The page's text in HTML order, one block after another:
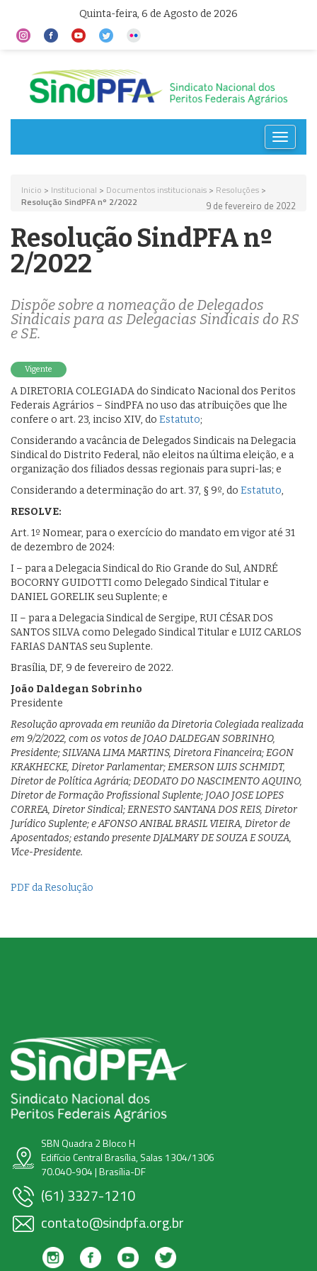
Quinta-feira, 6 de Agosto de 2026
Toggle
Inicio > Institucional > Documentos institucionais > Resoluções >
Resolução SindPFA nº 2/2022
9 de fevereiro de 2022
Resolução SindPFA nº
2/2022
Dispõe sobre a nomeação de Delegados
Sindicais para as Delegacias Sindicais do RS
e SE.
Vigente
A DIRETORIA COLEGIADA do Sindicato Nacional dos Peritos
Federais Agrários – SindPFA no uso das atribuições que lhe
confere o art. 23, inciso XIV, do Estatuto;
Considerando a vacância de Delegados Sindicais na Delegacia
Sindical do Distrito Federal, não eleitos na última eleição, e a
organização dos filiados dessas regionais para supri-las; e
Considerando a determinação do art. 37, § 9º, do Estatuto,
RESOLVE:
Art. 1º Nomear, para o exercício do mandato em vigor até 31
de dezembro de 2024:
I – para a Delegacia Sindical do Rio Grande do Sul, ANDRÉ
BOCORNY GUIDOTTI como Delegado Sindical Titular e
DANIEL GORELIK seu Suplente; e
II – para a Delegacia Sindical de Sergipe, RUI CÉSAR DOS
SANTOS SILVA como Delegado Sindical Titular e LUIZ CARLOS
FARIAS DANTAS seu Suplente.
Brasília, DF, 9 de fevereiro de 2022.
João Daldegan Sobrinho
Presidente
Resolução aprovada em reunião da Diretoria Colegiada realizada
em 9/2/2022, com os votos de JOAO DALDEGAN SOBRINHO,
Presidente; SILVANA LIMA MARTINS, Diretora Financeira; EGON
KRAKHECKE, Diretor Parlamentar; EMERSON LUIS SCHMIDT,
Diretor de Política Agrária; DEODATO DO NASCIMENTO AQUINO,
Diretor de Formação Profissional Suplente; JOAO JOSE LOPES
CORREA, Diretor Sindical; ERNESTO SANTANA DOS REIS, Diretor
Jurídico Suplente; e AFONSO ANIBAL BRASIL VIEIRA, Diretor de
Aposentados; estando presente DJALMARY DE SOUZA E SOUZA,
Vice-Presidente.
PDF da Resolução
SBN Quadra 2 Bloco H
Edifício Central Brasília, Salas 1304/1306
70.040-904 | Brasília-DF
(61) 3327-1210
contato@sindpfa.org.br